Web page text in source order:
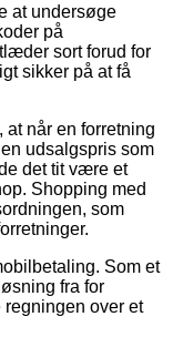
at undersøge
på
sort forud for
sikker på at få
når en forretning
udsalgspris som
det tit være et
Shopping med
som
Som et
fra for
over et